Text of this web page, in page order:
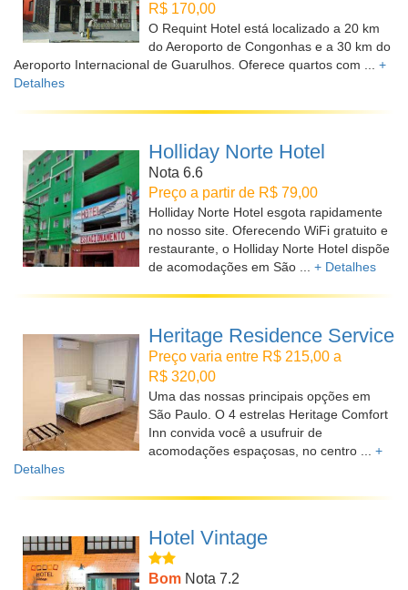
R$ 170,00
O Requint Hotel está localizado a 20 km
do Aeroporto de Congonhas e a 30 km do
Aeroporto Internacional de Guarulhos. Oferece quartos com ... +
Detalhes
Holliday Norte Hotel
Nota 6.6
Preço a partir de R$ 79,00
Holliday Norte Hotel esgota rapidamente
no nosso site. Oferecendo WiFi gratuito e
restaurante, o Holliday Norte Hotel dispõe
de acomodações em São ... + Detalhes
Heritage Residence Service
Preço varia entre R$ 215,00 a
R$ 320,00
Uma das nossas principais opções em
São Paulo. O 4 estrelas Heritage Comfort
Inn convida você a usufruir de
acomodações espaçosas, no centro ... +
Detalhes
Hotel Vintage
Bom Nota 7.2